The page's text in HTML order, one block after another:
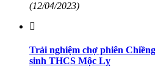
(12/04/2023)
Trải nghiệm chợ phiên
sinh THCS Mộc Lỵ